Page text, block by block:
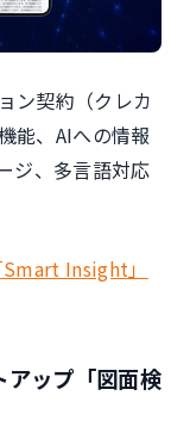
ン契約（クレカ
能、AIへの情報
ジ、多言語対応
Insight」
ップ「図面検